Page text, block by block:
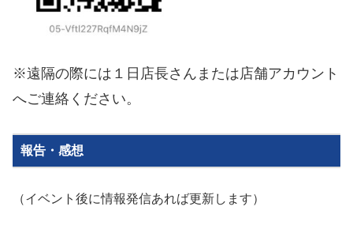
※遠隔の際には１日店長さんまたは店舗アカウント
へご連絡ください。
報告・感想
（イベント後に情報発信あれば更新します）